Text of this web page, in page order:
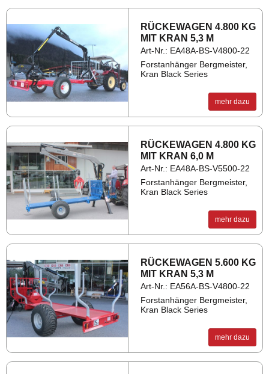
RÜ­CKE­WA­GEN 4.800 KG
MIT KRAN 5,3 M
Art-Nr.: EA48A-BS-V4800-22
Forstanhänger Bergmeister,
Kran Black Series
mehr dazu
RÜ­CKE­WA­GEN 4.800 KG
MIT KRAN 6,0 M
Art-Nr.: EA48A-BS-V5500-22
Forstanhänger Bergmeister,
Kran Black Series
mehr dazu
RÜ­CKE­WA­GEN 5.600 KG
MIT KRAN 5,3 M
Art-Nr.: EA56A-BS-V4800-22
Forstanhänger Bergmeister,
Kran Black Series
mehr dazu